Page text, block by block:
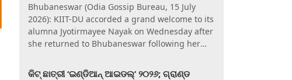
Bhubaneswar (Odia Gossip Bureau, 15 July
2026): KIIT-DU accorded a grand welcome to its
alumna Jyotirmayee Nayak on Wednesday after
she returned to Bhubaneswar following her
କିଟ୍‍ ଛାତ୍ରୀ ‘ଇଣ୍ଡିଆନ୍ ଆଇଡଲ୍‌’ ୨୦୨୬; ଗ୍ରାଣ୍ଡ